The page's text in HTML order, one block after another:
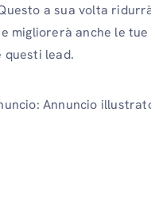
a sua volta
migliorerà anche le
lead.
Annuncio